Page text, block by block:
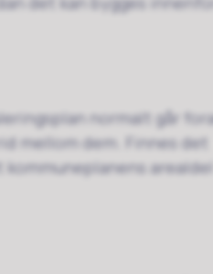
normalt går
mellom dem. Finnes det
arealdel